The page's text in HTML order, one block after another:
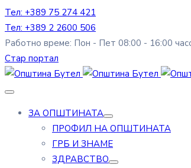
Тел: +389 75 274 421
Тел: +389 2 2600 506
Работно време: Пон - Пет 08:00 - 16:00
Стар портал
ЗА ОПШТИНАТА
ПРОФИЛ НА ОПШТИНАТА
ГРБ И ЗНАМЕ
ЗДРАВСТВО